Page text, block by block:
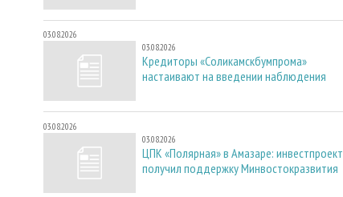
03.08.2026
03.08.2026
Кредиторы «Соликамскбумпрома»
настаивают на введении наблюдения
03.08.2026
03.08.2026
ЦПК «Полярная» в Амазаре: инвестпроект
получил поддержку Минвостокразвития